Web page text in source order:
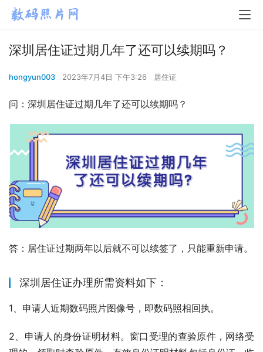
深圳居住证过期几年了还可以续期吗？
hongyun003 2023年7月4日 下午3:26 居住证
问：深圳居住证过期几年了还可以续期吗？
答：居住证过期两年以后就不可以续签了，只能重新申请。
深圳居住证办理所需资料如下：
1、申请人近期数码照片图像号，即数码照相回执。
2、申请人的身份证明材料。窗口受理的查验原件，网络受